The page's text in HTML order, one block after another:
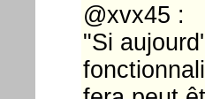
@xvx45 :
"Si